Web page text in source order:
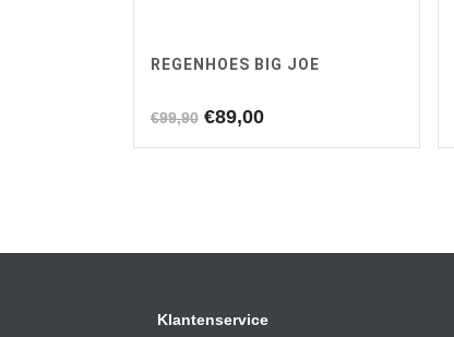
REGENHOES BIG JOE
€99,90 Oorspronkelijke
€89,00Huidige
Klantenservice